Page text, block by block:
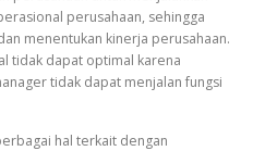
perusahaan, sehingga
menentukan kinerja perusahaan.
tidak dapat optimal karena
tidak dapat menjalan fungsi
hal terkait dengan